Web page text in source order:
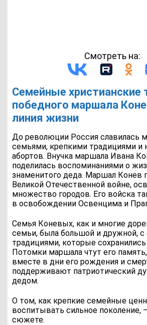
Смотреть на:
Семейные христианские
победного маршала
линия жизни
До революции Россия славилась
семьями, крепкими традициями и
абортов. Внучка маршала Ивана
поделилась воспоминаниями о
знаменитого деда. Маршал Конев
Великой Отечественной войне,
множество городов. Его войска
в освобождении Освенцима и
Семья Коневых, как и многие
семьи, была большой и дружной,
традициями, которые
Потомки маршала чтут его
вместе в дни его рождения и
поддерживают патриотический
дедом.
О том, как крепкие семейные
воспитывать сильное поколение,
сюжете.